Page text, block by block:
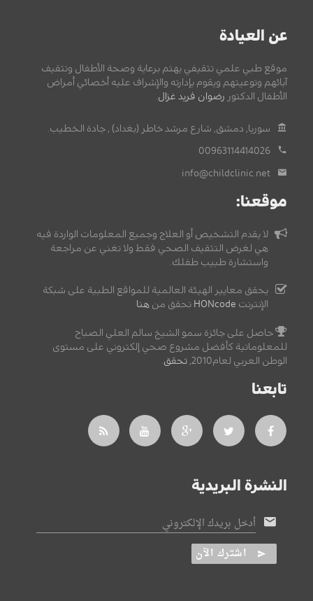
عن العيادة
موقع طبي علمي تثقيفي يهتم برعاية وصحة الأطفال وتثقيف
آبائهم وتوعيتهم ويقوم بإدارته والإشراف عليه أخصائي أمراض
الأطفال الدكتور رضوان فريد غزال.
سوريا, دمشق, شارع مرشد خاطر (بغداد) , جادة الخطيب.
00963114414026
info@childclinic.net
موقعنا:
لا يقدم التشخيص أو العلاج وجميع المعلومات الواردة فيه
هي لغرض التثقيف الصحي فقط ولا تغني عن مراجعة
واستشارة طبيب طفلك.
يحقق معايير الهيئة العالمية للمواقع الطبية على شبكة
الإنترنت HONcode تحقق من هنا
حاصل على جائزة سمو الشيخ سالم العلي الصباح
للمعلوماتية كأفضل مشروع صحي إلكتروني على مستوى
الوطن العربي لعام2010,
تحقق.
تابعنا
النشرة البريدية
أدخل بريدك الإلكتروني
اشترك الآن